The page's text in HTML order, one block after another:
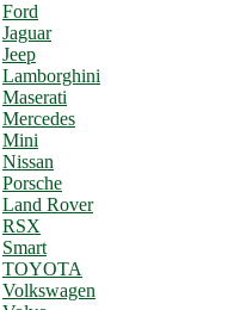
Ford
Jaguar
Jeep
Lamborghini
Maserati
Mercedes
Mini
Nissan
Porsche
Land Rover
RSX
Smart
TOYOTA
Volkswagen